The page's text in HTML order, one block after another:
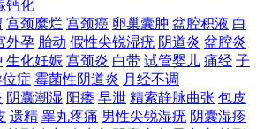
钙化
宫颈糜烂 宫颈癌 卵巢囊肿 盆腔积液 白
外孕 胎动 假性尖锐湿疣 阴道炎 盆腔炎
生化妊娠 宫颈炎 白带 试管婴儿 痛经 子
症 霉菌性阴道炎 月经不调
阴囊潮湿 阳痿 早泄 精索静脉曲张 包皮
遗精 睾丸疼痛 男性尖锐湿疣 阴囊湿疹